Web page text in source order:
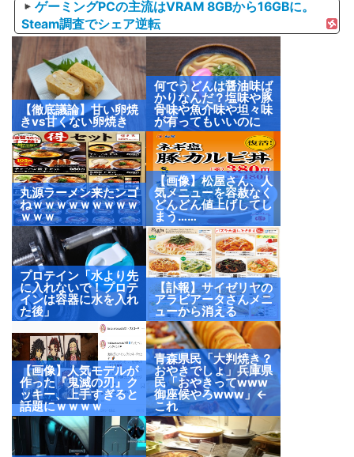
ゲーミングPCの主流はVRAM 8GBから16GBに。
Steam調査でシェア逆転
【徹底議論】甘い卵焼
きvs甘くない卵焼き
何でうどんは醤油味ば
かりなんだ？塩味や豚
骨味や魚介味や坦々味
が有ってもいいのに
丸源ラーメン来たンゴ
ねｗｗｗｗｗｗｗｗｗ
ｗｗｗ
【画像】松屋さん、人
気メニューを容赦なく
どんどん値上げしてし
まう……
プロテイン「水より先
に入れないで！プロテ
インは容器に水を入れ
た後」
【訃報】サイゼリヤの
アラビアータさんメニ
ューから消える
【画像】人気モデルが
作った『鬼滅の刃』ク
ッキー、上手すぎると
話題にｗｗｗｗ
青森県民「大判焼き？
おやきでしょ」兵庫県
民「おやきってwww
御座候やろwww」←
これ